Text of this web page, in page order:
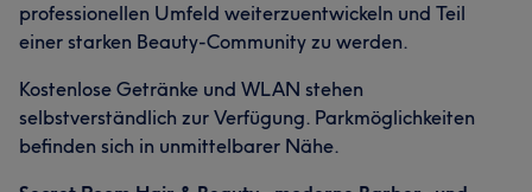
professionellen Umfeld weiterzuentwickeln und Teil
einer starken Beauty-Community zu werden.
Kostenlose Getränke und WLAN stehen
selbstverständlich zur Verfügung. Parkmöglichkeiten
befinden sich in unmittelbarer Nähe.